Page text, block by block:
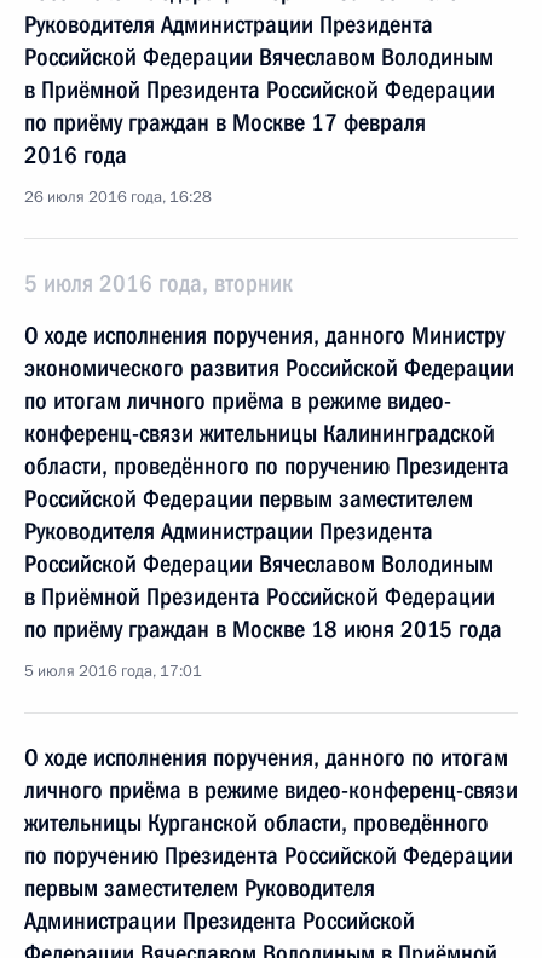
Руководителя Администрации Президента
Российской Федерации Вячеславом Володиным
в Приёмной Президента Российской Федерации
по приёму граждан в Москве 17 февраля
2016 года
26 июля 2016 года, 16:28
5 июля 2016 года, вторник
О ходе исполнения поручения, данного Министру
экономического развития Российской Федерации
по итогам личного приёма в режиме видео-
конференц-связи жительницы Калининградской
области, проведённого по поручению Президента
Российской Федерации первым заместителем
Руководителя Администрации Президента
Российской Федерации Вячеславом Володиным
в Приёмной Президента Российской Федерации
по приёму граждан в Москве 18 июня 2015 года
5 июля 2016 года, 17:01
О ходе исполнения поручения, данного по итогам
личного приёма в режиме видео-конференц-связи
жительницы Курганской области, проведённого
по поручению Президента Российской Федерации
первым заместителем Руководителя
Администрации Президента Российской